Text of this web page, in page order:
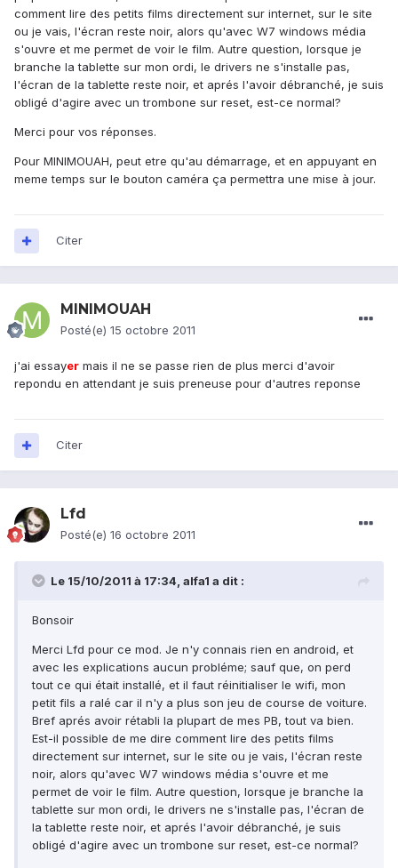
comment lire des petits films directement sur internet, sur le site
ou je vais, l'écran reste noir, alors qu'avec W7 windows média
s'ouvre et me permet de voir le film. Autre question, lorsque je
branche la tablette sur mon ordi, le drivers ne s'installe pas,
l'écran de la tablette reste noir, et aprés l'avoir débranché, je suis
obligé d'agire avec un trombone sur reset, est-ce normal?
Merci pour vos réponses.
Pour MINIMOUAH, peut etre qu'au démarrage, et en appuyant en
meme temps sur le bouton caméra ça permettra une mise à jour.
Citer
MINIMOUAH
Posté(e) 15 octobre 2011
j'ai essayer mais il ne se passe rien de plus merci d'avoir
repondu en attendant je suis preneuse pour d'autres reponse
Citer
Lfd
Posté(e) 16 octobre 2011
Le 15/10/2011 à 17:34, alfa1 a dit :
Bonsoir
Merci Lfd pour ce mod. Je n'y connais rien en android, et
avec les explications aucun probléme; sauf que, on perd
tout ce qui était installé, et il faut réinitialiser le wifi, mon
petit fils a ralé car il n'y a plus son jeu de course de voiture.
Bref aprés avoir rétabli la plupart de mes PB, tout va bien.
Est-il possible de me dire comment lire des petits films
directement sur internet, sur le site ou je vais, l'écran reste
noir, alors qu'avec W7 windows média s'ouvre et me
permet de voir le film. Autre question, lorsque je branche la
tablette sur mon ordi, le drivers ne s'installe pas, l'écran de
la tablette reste noir, et aprés l'avoir débranché, je suis
obligé d'agire avec un trombone sur reset, est-ce normal?